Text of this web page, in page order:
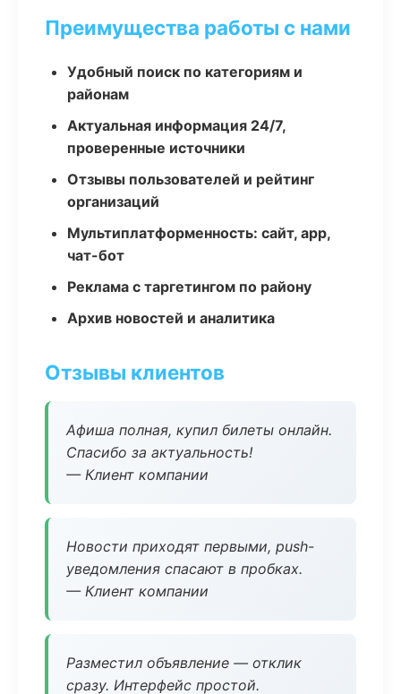
Преимущества работы с нами
Удобный поиск по категориям и
районам
Актуальная информация 24/7,
проверенные источники
Отзывы пользователей и рейтинг
организаций
Мультиплатформенность: сайт, app,
чат-бот
Реклама с таргетингом по району
Архив новостей и аналитика
Отзывы клиентов
Афиша полная, купил билеты онлайн.
Спасибо за актуальность!
— Клиент компании
Новости приходят первыми, push-
уведомления спасают в пробках.
— Клиент компании
Разместил объявление — отклик
сразу. Интерфейс простой.